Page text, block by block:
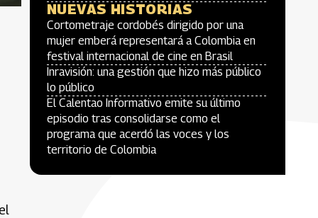
NUEVAS HISTORIAS
Cortometraje cordobés dirigido por una
mujer emberá representará a Colombia en
festival internacional de cine en Brasil
Inravisión: una gestión que hizo más público
lo público
El Calentao Informativo emite su último
episodio tras consolidarse como el
programa que acerdó las voces y los
territorio de Colombia